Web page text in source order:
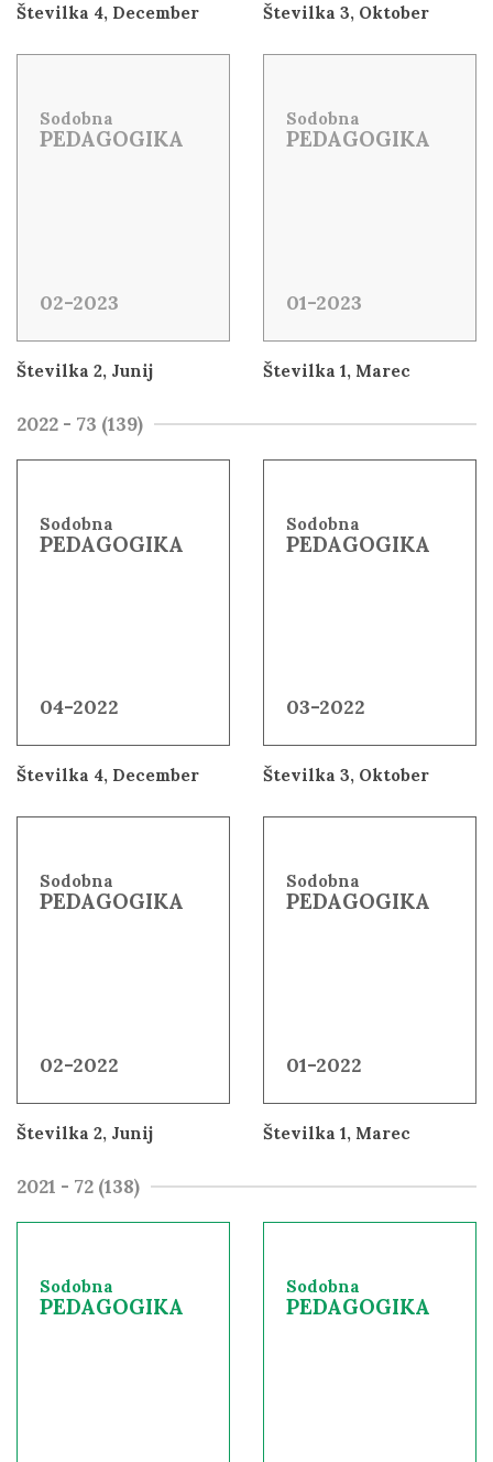
Številka 4, December Številka 3, Oktober
Sodobna
PEDAGOGIKA
02-2023
Številka 2, Junij
Sodobna
PEDAGOGIKA
01-2023
Številka 1, Marec
2022 - 73 (139)
Sodobna
PEDAGOGIKA
04-2022
Številka 4, December
Sodobna
PEDAGOGIKA
03-2022
Številka 3, Oktober
Sodobna
PEDAGOGIKA
02-2022
Številka 2, Junij
Sodobna
PEDAGOGIKA
01-2022
Številka 1, Marec
2021 - 72 (138)
Sodobna
PEDAGOGIKA
Sodobna
PEDAGOGIKA